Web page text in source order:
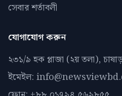
সেবার শর্তাবলী
যোগাযোগ করুন
২৩১/৯ হক প্লাজা (২য় তলা),
ইমেইল: